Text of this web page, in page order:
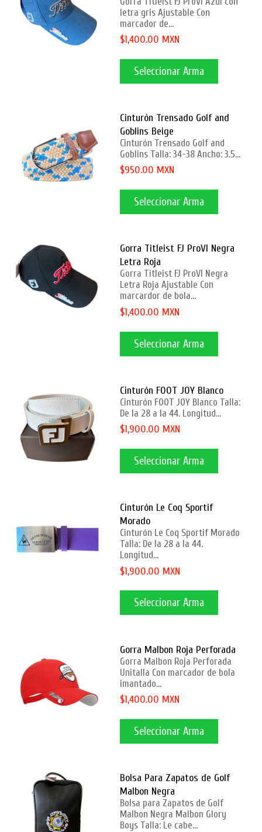
letra gris Ajustable Con
marcador de...
$1,400.00 MXN
Seleccionar Arma
Cinturón Trensado Golf and
Goblins Beige
Cinturón Trensado Golf and
Goblins Talla: 34-38 Ancho: 3.5...
$950.00 MXN
Seleccionar Arma
Gorra Titleist FJ ProVI Negra
Letra Roja
Gorra Titleist FJ ProVI Negra
Letra Roja Ajustable Con
marcardor de bola...
$1,400.00 MXN
Seleccionar Arma
Cinturón FOOT JOY Blanco
Cinturón FOOT JOY Blanco Talla:
De la 28 a la 44. Longitud...
$1,900.00 MXN
Seleccionar Arma
Cinturón Le Coq Sportif
Morado
Cinturón Le Coq Sportif Morado
Talla: De la 28 a la 44.
Longitud...
$1,900.00 MXN
Seleccionar Arma
Gorra Malbon Roja Perforada
Gorra Malbon Roja Perforada
Unitalla Con marcador de bola
imantado...
$1,400.00 MXN
Seleccionar Arma
Bolsa Para Zapatos de Golf
Malbon Negra
Bolsa para Zapatos de Golf
Malbon Negra Malbon Glory
Boys Talla: Le cabe...